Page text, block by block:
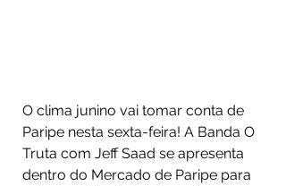
O clima junino vai tomar conta de
Paripe nesta sexta-feira! A Banda O
Truta com Jeff Saad se apresenta
dentro do Mercado de Paripe para